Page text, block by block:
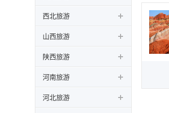
西北旅游
山西旅游
陕西旅游
河南旅游
河北旅游